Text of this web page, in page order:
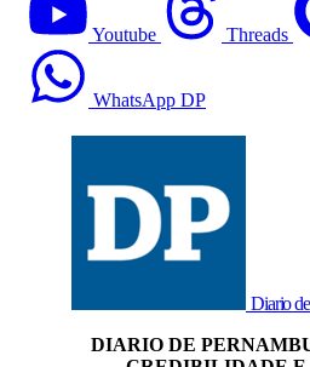
Youtube Threads
WhatsApp DP
Diario
DIARIO DE